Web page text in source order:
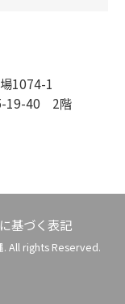
1074-1
19-40 2階
基づく表記
All rights Reserved.